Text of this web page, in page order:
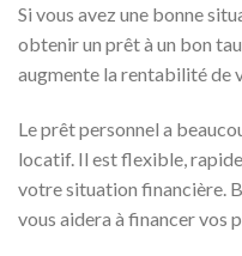
Si vous avez une bonne
obtenir un prêt à un bon
augmente la rentabilité de
Le prêt personnel a
locatif. Il est flexible,
votre situation financière.
vous aidera à financer vos